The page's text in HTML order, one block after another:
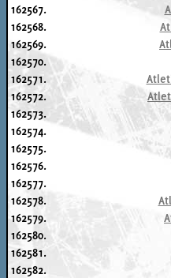
162567.
162568.
162569.
162570.
162571.
162572.
162573.
162574.
162575.
162576.
162577.
162578.
162579.
162580.
162581.
162582.